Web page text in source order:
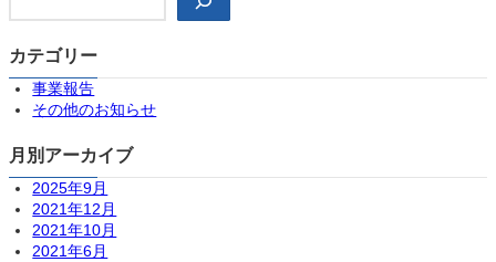
カテゴリー
事業報告
その他のお知らせ
月別アーカイブ
2025年9月
2021年12月
2021年10月
2021年6月